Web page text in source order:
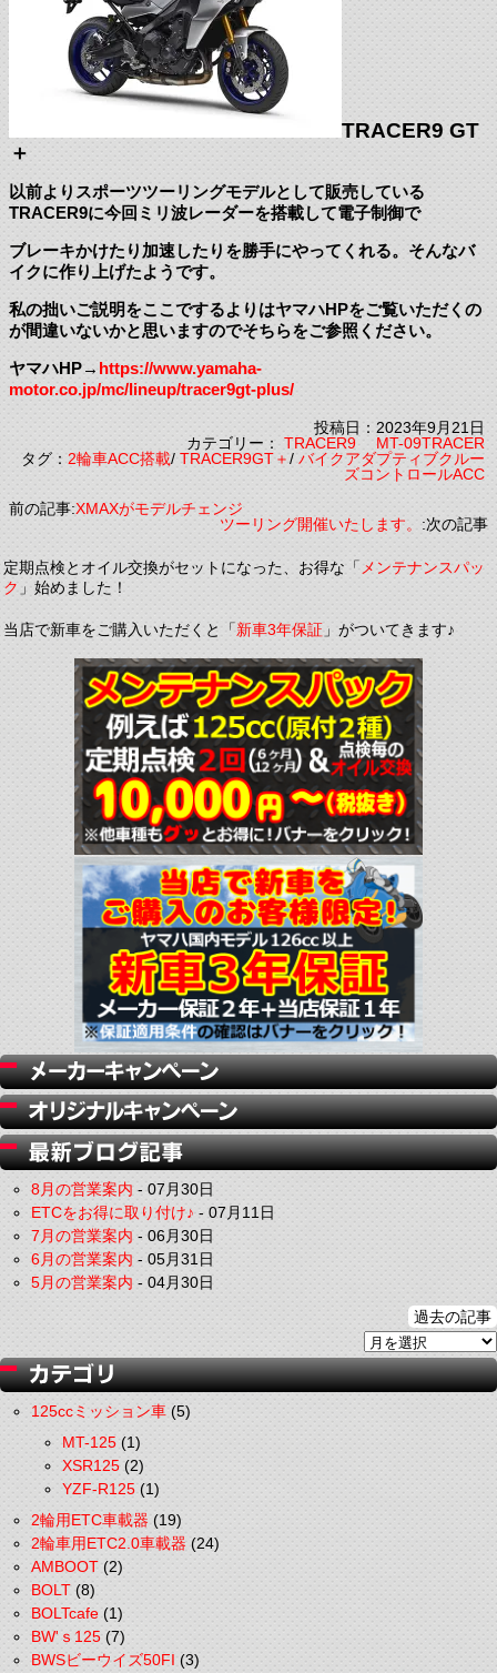
TRACER9 GT
＋
以前よりスポーツツーリングモデルとして販売している
TRACER9に今回ミリ波レーダーを搭載して電子制御で
ブレーキかけたり加速したりを勝手にやってくれる。そんなバ
イクに作り上げたようです。
私の拙いご説明をここでするよりはヤマハHPをご覧いただくの
が間違いないかと思いますのでそちらをご参照ください。
ヤマハHP→https://www.yamaha-
motor.co.jp/mc/lineup/tracer9gt-plus/
投稿日：2023年9月21日
カテゴリー：TRACER9 MT-09TRACER
タグ：2輪車ACC搭載/TRACER9GT＋/バイクアダプティブクルー
ズコントロールACC
前の記事:XMAXがモデルチェンジ
ツーリング開催いたします。:次の記事
定期点検とオイル交換がセットになった、お得な「メンテナンスパッ
ク」始めました！
当店で新車をご購入いただくと「新車3年保証」がついてきます♪
8月の営業案内-07月30日
ETCをお得に取り付け♪-07月11日
7月の営業案内-06月30日
6月の営業案内-05月31日
5月の営業案内-04月30日
過去の記事
125ccミッション車(5)
MT-125(1)
XSR125(2)
YZF-R125(1)
2輪用ETC車載器(19)
2輪車用ETC2.0車載器(24)
AMBOOT(2)
BOLT(8)
BOLTcafe(1)
BW'ｓ125(7)
BWSビーウイズ50FI(3)